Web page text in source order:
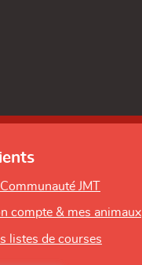
Communauté JMT
compte & mes animaux
listes de courses